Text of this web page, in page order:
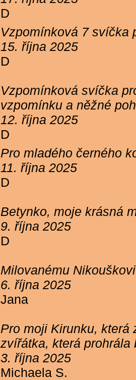
D
Vzpomínková 7 svíčka
15. října 2025
D
Vzpomínková svíčka
vzpomínku a něžné
12. října 2025
D
Pro mladého černého
11. října 2025
D
Betynko, moje krásná
9. října 2025
D
Milovanému
6. října 2025
Jana
Pro moji Kirunku, která
zvířátka, která prohrála
3. října 2025
Michaela S.